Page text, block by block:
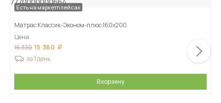
Есть на маркетплейсах
Матрас Классик-Эконом-плюс 160х200
Цена
16 330 15 360
за 1 день
В корзину